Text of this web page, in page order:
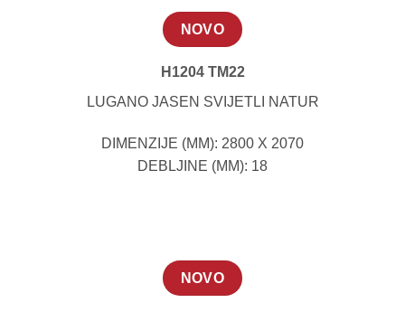
NOVO
H1204 TM22
LUGANO JASEN SVIJETLI NATUR
DIMENZIJE (MM): 2800 X 2070
DEBLJINE (MM): 18
NOVO